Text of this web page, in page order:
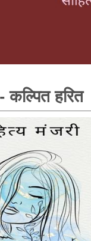
कल्पित हरित